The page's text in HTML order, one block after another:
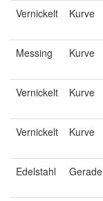
Vernickelt Kurve
Messing Kurve
Vernickelt Kurve
Vernickelt Kurve
Edelstahl Gerade